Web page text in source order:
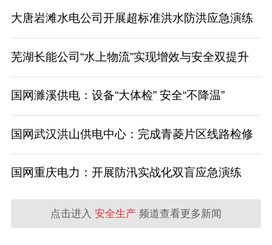
大唐岩滩水电公司开展超标准洪水防洪应急演练
芜湖长能公司“水上物流”实现增效与安全双提升
国网濉溪供电：设备“大体检” 安全“不降温”
国网武汉洪山供电中心：完成青菱片区线路检修
国网重庆电力：开展防汛实战化双盲应急演练
点击进入 安全生产 频道查看更多新闻